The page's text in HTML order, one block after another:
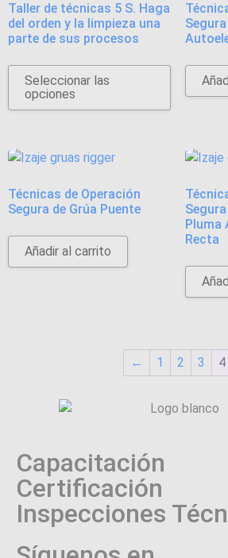
Taller de técnicas 5 S. Haga
del orden y la limpieza una
parte de sus procesos
Seleccionar las
opciones
Técnicas de Operación
Segura de Grúa Puente
Añadir al carrito
Pluma
Recta
← 1 2 3 4
Capacitación
Certificación
Inspecciones